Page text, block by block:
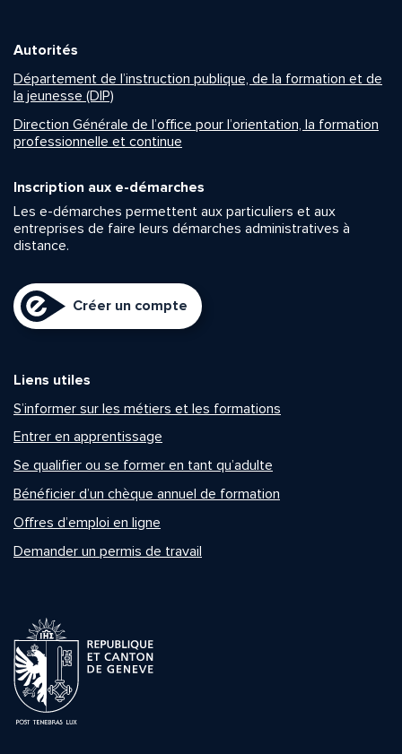
Autorités
Département de l’instruction publique, de la formation et de
la jeunesse (DIP)
Direction Générale de l’office pour l’orientation, la formation
professionnelle et continue
Inscription aux e-démarches
Les e-démarches permettent aux particuliers et aux
entreprises de faire leurs démarches administratives à
distance.
Créer un compte
Liens utiles
S’informer sur les métiers et les formations
Entrer en apprentissage
Se qualifier ou se former en tant qu’adulte
Bénéficier d’un chèque annuel de formation
Offres d’emploi en ligne
Demander un permis de travail